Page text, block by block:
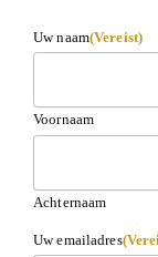
Uw naam(Vereist)
Voornaam
Achternaam
Uw emailadres